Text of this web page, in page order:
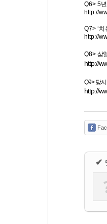
Q6> 5
http://
Q7> ‘치
http://
Q8> 삼
http://
Q9> 당
http://
✔